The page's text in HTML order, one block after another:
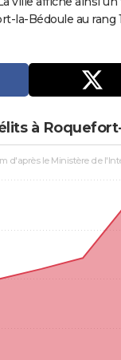
la-Bédoule au rang
à
d'après le Ministère de